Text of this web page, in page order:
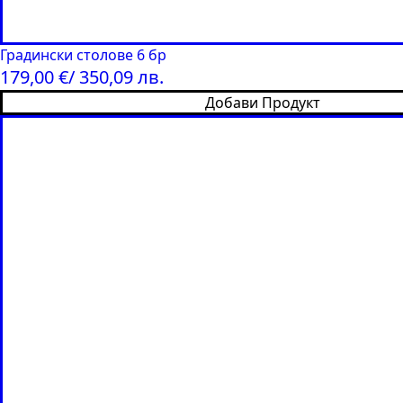
Градински столове 6 бр
179,00€/ 350,09 лв.
Добави Продукт